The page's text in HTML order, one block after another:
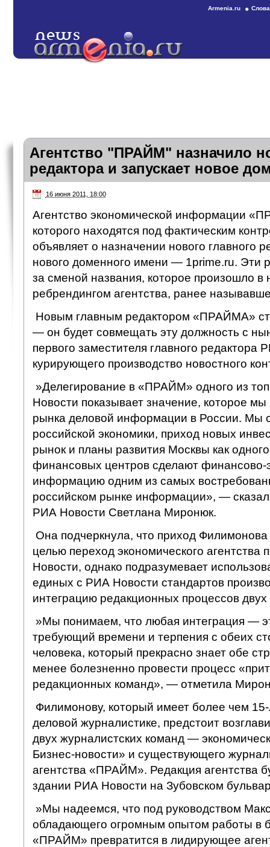
Armenia.ru
Агентство "ПРАЙМ" назначило
редактора и запускает новое
16 июня 2011, 18:00
Агентство экономической информации
которого находятся под фактическим
объявляет о назначении нового главного
нового доменного имени — 1prime.ru. Эти
за сменой названия, которое произошло в
ребрендингом агентства, ранее
Новым главным редактором «ПРАЙМА»
— он будет совмещать эту должность с
первого заместителя главного редактора
курирующего производство новостного
»Делегирование в «ПРАЙМ» одного из
Новости показывает значение, которое
рынка деловой информации в России. Мы
российской экономики, приход новых
рынок и планы развития Москвы как
финансовых центров сделают финансово-
информацию одним из самых
российском рынке информации», —
РИА Новости Светлана Миронюк.
Она подчеркнула, что приход
целью переход экономического агентства
Новости, однако подразумевает
единых с РИА Новости стандартов
интеграцию редакционных процессов двух
»Мы понимаем, что любая интеграция —
требующий времени и терпения с обеих
человека, который прекрасно знает обе
менее болезненно провести процесс
редакционных команд», — отметила
Филимонову, который имеет более чем
деловой журналистике, предстоит
двух журналистских команд —
Бизнес-новости» и существующего
агентства «ПРАЙМ». Редакция агентства
здании РИА Новости на Зубовском
»Мы надеемся, что под руководством
обладающего огромным опытом работы в
«ПРАЙМ» превратится в лидирующее